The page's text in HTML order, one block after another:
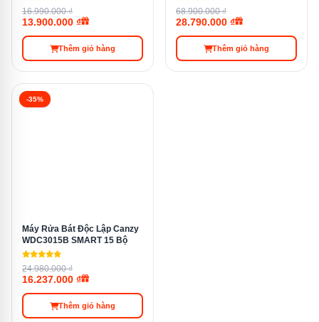
Tham khảo:
16.990.000 ₫
13.900.000 ₫
Thêm giỏ hàng
68.900.000 ₫
28.790.000 ₫
Thêm giỏ hàng
-35%
Máy Rửa Bát Độc Lập Canzy
WDC3015B SMART 15 Bộ
24.980.000 ₫
16.237.000 ₫
Thêm giỏ hàng